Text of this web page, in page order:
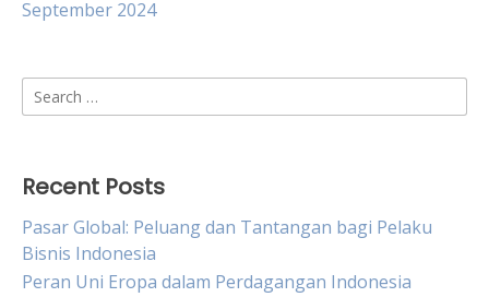
September 2024
Search
for:
Recent Posts
Pasar Global: Peluang dan Tantangan bagi Pelaku
Bisnis Indonesia
Peran Uni Eropa dalam Perdagangan Indonesia